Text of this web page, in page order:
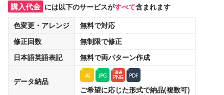
購入代金 には以下のサービスがすべて含まれます
色変更・アレンジ
無料で対応
修正回数
無制限で修正
日本語英語表記
無料で両パターン作成
データ納品
ご希望に応じた形式で納品(複数可)